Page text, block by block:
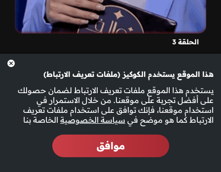
الحلقة 3
هذا الموقع يستخدم الكوكيز (ملفات تعريف الارتباط)
يستخدم هذا الموقع ملفات تعريف الارتباط لضمان حصولك
على أفضل تجربة على موقعنا. من خلال الاستمرار في
استخدام موقعنا، فإنك توافق على استخدام ملفات تعريف
الارتباط كما هو موضح في سياسة الخصوصية الخاصة بنا
موافق